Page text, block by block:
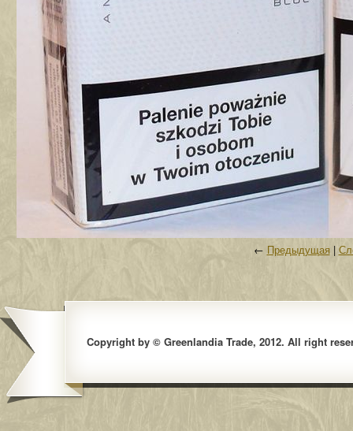
← Предыдущая|
Copyright by © Greenlandia Trade, 2012. All right